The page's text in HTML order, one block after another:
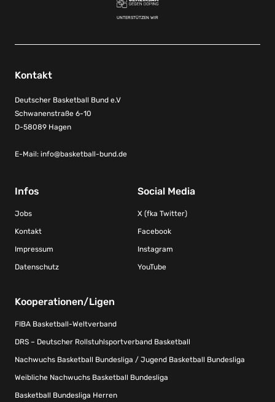
UNTERSTÜTZEN WIR
Kontakt
Deutscher Basketball Bund e.V
Schwanenstraße 6-10
D-58089 Hagen
E-Mail: info@basketball-bund.de
Infos
Jobs
Kontakt
Impressum
Datenschutz
Social Media
X (fka Twitter)
Facebook
Instagram
YouTube
Kooperationen/Ligen
FIBA Basketball-Weltverband
DRS – Deutscher Rollstuhlsportverband Basketball
Nachwuchs Basketball Bundesliga / Jugend Basketball Bundesliga
Weibliche Nachwuchs Basketball Bundesliga
Basketball Bundesliga Herren